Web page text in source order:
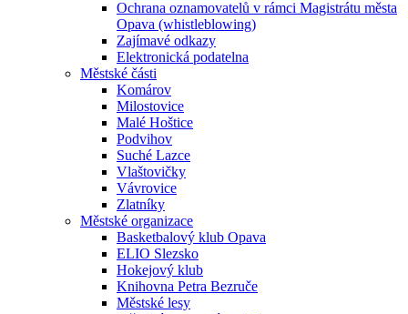
Ochrana oznamovatelů v rámci Magistrátu města
Opava (whistleblowing)
Zajímavé odkazy
Elektronická podatelna
Městské části
Komárov
Milostovice
Malé Hoštice
Podvihov
Suché Lazce
Vlaštovičky
Vávrovice
Zlatníky
Městské organizace
Basketbalový klub Opava
ELIO Slezsko
Hokejový klub
Knihovna Petra Bezruče
Městské lesy